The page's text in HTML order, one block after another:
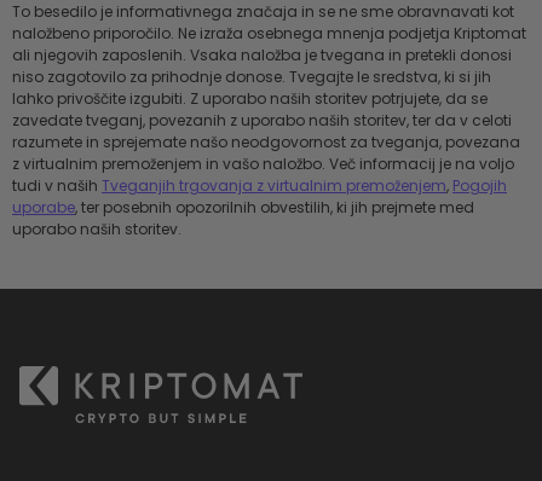
To besedilo je informativnega značaja in se ne sme obravnavati kot
naložbeno priporočilo. Ne izraža osebnega mnenja podjetja Kriptomat
ali njegovih zaposlenih. Vsaka naložba je tvegana in pretekli donosi
niso zagotovilo za prihodnje donose. Tvegajte le sredstva, ki si jih
lahko privoščite izgubiti. Z uporabo naših storitev potrjujete, da se
zavedate tveganj, povezanih z uporabo naših storitev, ter da v celoti
razumete in sprejemate našo neodgovornost za tveganja, povezana
z virtualnim premoženjem in vašo naložbo. Več informacij je na voljo
tudi v naših Tveganjih trgovanja z virtualnim premoženjem, Pogojih
uporabe, ter posebnih opozorilnih obvestilih, ki jih prejmete med
uporabo naših storitev.